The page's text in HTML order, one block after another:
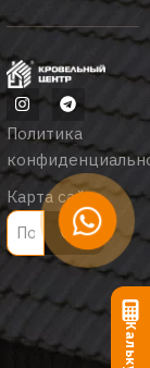
Политика
Карта сайта